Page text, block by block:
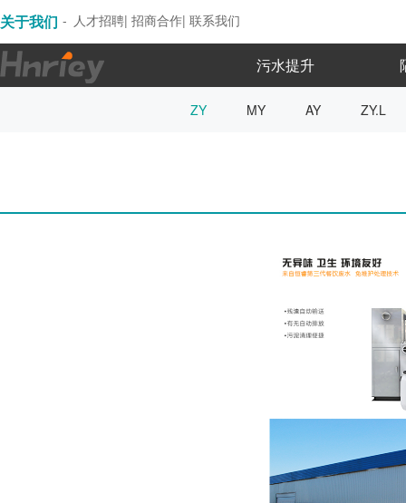
关于我们 - 人才招聘| 招商合作| 联系我们
污水提升
ZY MY AY ZY.L